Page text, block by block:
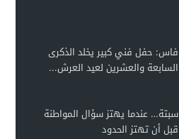
فاس: حفل فني كبير يخلد الذكرى
السابعة والعشرين لعيد العرش...
سبتة… عندما يهتز سؤال المواطنة
قبل أن تهتز الحدود